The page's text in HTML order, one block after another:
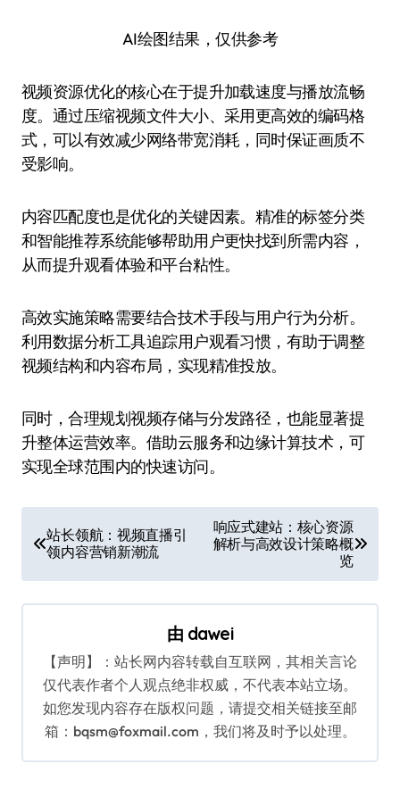
AI绘图结果，仅供参考
视频资源优化的核心在于提升加载速度与播放流畅
度。通过压缩视频文件大小、采用更高效的编码格
式，可以有效减少网络带宽消耗，同时保证画质不
受影响。
内容匹配度也是优化的关键因素。精准的标签分类
和智能推荐系统能够帮助用户更快找到所需内容，
从而提升观看体验和平台粘性。
高效实施策略需要结合技术手段与用户行为分析。
利用数据分析工具追踪用户观看习惯，有助于调整
视频结构和内容布局，实现精准投放。
同时，合理规划视频存储与分发路径，也能显著提
升整体运营效率。借助云服务和边缘计算技术，可
实现全球范围内的快速访问。
章
导
航
站长领航：视频直播引
领内容营销新潮流
响应式建站：核心资源
解析与高效设计策略概
览
由 dawei
【声明】：站长网内容转载自互联网，其相关言论
仅代表作者个人观点绝非权威，不代表本站立场。
如您发现内容存在版权问题，请提交相关链接至邮
箱：bqsm@foxmail.com，我们将及时予以处理。